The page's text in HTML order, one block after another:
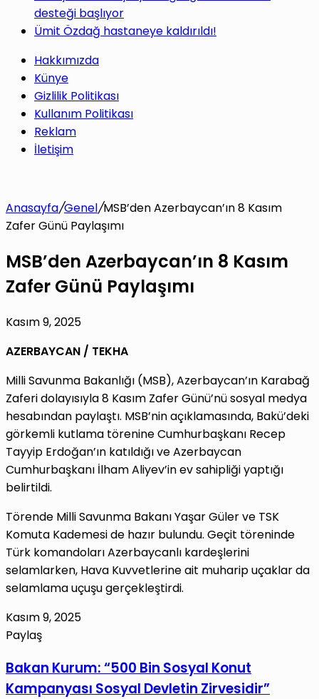
desteği başlıyor
Ümit Özdağ hastaneye kaldırıldı!
Hakkımızda
Künye
Gizlilik Politikası
Kullanım Politikası
Reklam
İletişim
Anasayfa/Genel/MSB’den Azerbaycan’ın 8 Kasım
Zafer Günü Paylaşımı
MSB’den Azerbaycan’ın 8 Kasım
Zafer Günü Paylaşımı
Kasım 9, 2025
AZERBAYCAN / TEKHA
Milli Savunma Bakanlığı (MSB), Azerbaycan’ın Karabağ
Zaferi dolayısıyla 8 Kasım Zafer Günü’nü sosyal medya
hesabından paylaştı. MSB’nin açıklamasında, Bakü’deki
görkemli kutlama törenine Cumhurbaşkanı Recep
Tayyip Erdoğan’ın katıldığı ve Azerbaycan
Cumhurbaşkanı İlham Aliyev’in ev sahipliği yaptığı
belirtildi.
Törende Milli Savunma Bakanı Yaşar Güler ve TSK
Komuta Kademesi de hazır bulundu. Geçit töreninde
Türk komandoları Azerbaycanlı kardeşlerini
selamlarken, Hava Kuvvetlerine ait muharip uçaklar da
selamlama uçuşu gerçekleştirdi.
Kasım 9, 2025
Paylaş
Posta
ile
Bakan
Kurum:
Bakan Kurum: “500 Bin Sosyal Konut
Kampanyası Sosyal Devletin Zirvesidir”